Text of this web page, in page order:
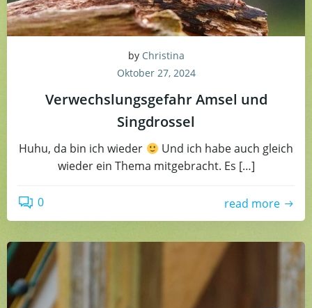
by Christina
Oktober 27, 2024
Verwechslungsgefahr Amsel und
Singdrossel
Huhu, da bin ich wieder
Und ich habe auch gleich
wieder ein Thema mitgebracht. Es […]
0 read more